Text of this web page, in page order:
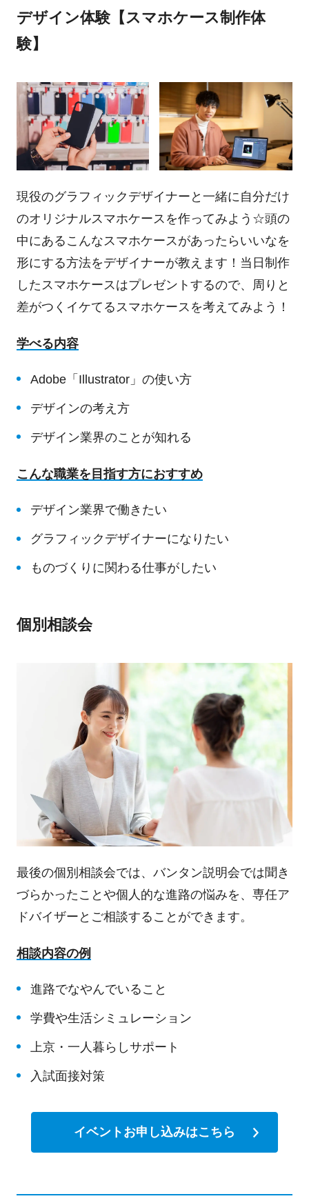
デザイン体験【スマホケース制作体
験】
現役のグラフィックデザイナーと一緒に自分だけ
のオリジナルスマホケースを作ってみよう☆頭の
中にあるこんなスマホケースがあったらいいなを
形にする方法をデザイナーが教えます！当日制作
したスマホケースはプレゼントするので、周りと
差がつくイケてるスマホケースを考えてみよう！
学べる内容
Adobe「Illustrator」の使い方
デザインの考え方
デザイン業界のことが知れる
こんな職業を目指す方におすすめ
デザイン業界で働きたい
グラフィックデザイナーになりたい
ものづくりに関わる仕事がしたい
個別相談会
最後の個別相談会では、バンタン説明会では聞き
づらかったことや個人的な進路の悩みを、専任ア
ドバイザーとご相談することができます。
相談内容の例
進路でなやんでいること
学費や生活シミュレーション
上京・一人暮らしサポート
入試面接対策
イベントお申し込みはこちら